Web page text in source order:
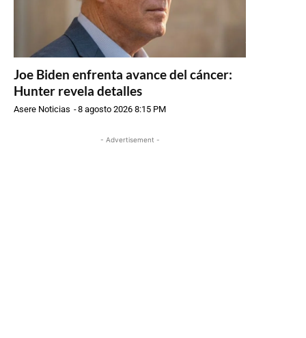
Joe Biden enfrenta avance del cáncer:
Hunter revela detalles
Asere Noticias -8 agosto 2026 8:15 PM
- Advertisement -